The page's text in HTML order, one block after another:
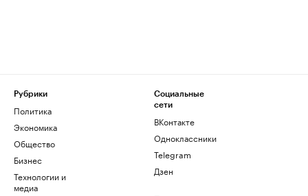
Рубрики
Политика
Экономика
Общество
Бизнес
Технологии и
медиа
Социальные
сети
ВКонтакте
Одноклассники
Telegram
Дзен